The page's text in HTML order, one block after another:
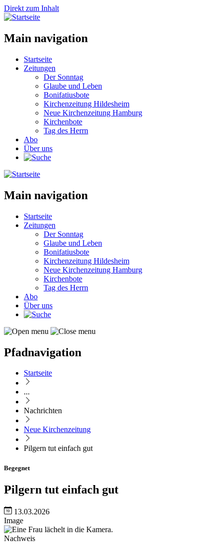
Direkt zum Inhalt
Main navigation
Startseite
Zeitungen
Der Sonntag
Glaube und Leben
Bonifatiusbote
Kirchenzeitung Hildesheim
Neue Kirchenzeitung Hamburg
Kirchenbote
Tag des Herrn
Abo
Über uns
Main navigation
Startseite
Zeitungen
Der Sonntag
Glaube und Leben
Bonifatiusbote
Kirchenzeitung Hildesheim
Neue Kirchenzeitung Hamburg
Kirchenbote
Tag des Herrn
Abo
Über uns
Pfadnavigation
Startseite
...
Nachrichten
Neue Kirchenzeitung
Pilgern tut einfach gut
Begegnet
Pilgern tut einfach gut
13.03.2026
Image
Nachweis